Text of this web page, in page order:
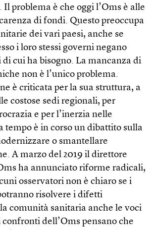
problema è che oggi l’Oms è alle
di fondi. Questo preoccupa
dei vari paesi, anche se
i loro stessi governi negano
di cui ha bisogno. La mancanza di
non è l’unico problema.
è criticata per la sua struttura, a
costose sedi regionali, per
e per l’inerzia nelle
tempo è in corso un dibattito sulla
o smantellare
A marzo del 2019 il direttore
ha annunciato riforme radicali,
osservatori non è chiaro se i
risolvere i difetti
comunità sanitaria anche le voci
dell’Oms pensano che